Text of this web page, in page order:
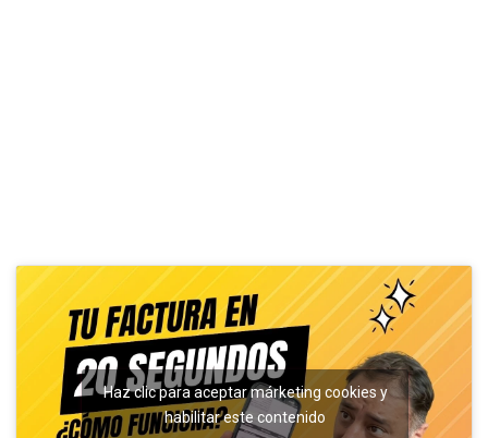
Haz clic para aceptar márketing cookies y
habilitar este contenido
Conclusión
sistema de facturación electrónica para
restaurantes debe resolver más que la emisión de CFDI.
Debe reducir carga administrativa, evitar errores, mejorar la
experiencia del cliente y dar más control al negocio.